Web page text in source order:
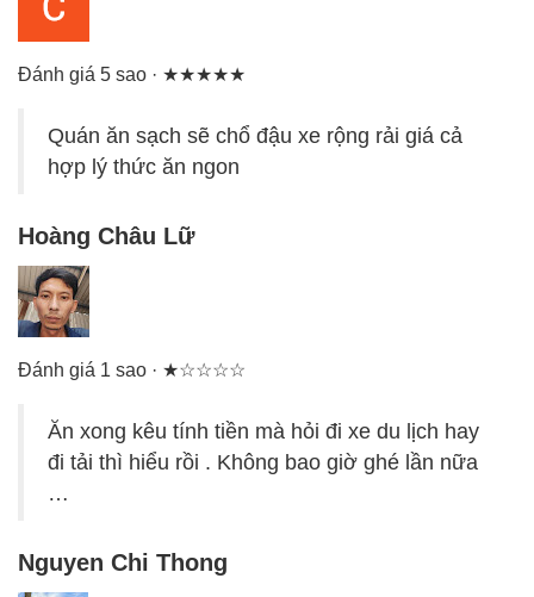
Đánh giá 5 sao · ★★★★★
Quán ăn sạch sẽ chổ đậu xe rộng rải giá cả
hợp lý thức ăn ngon
Hoàng Châu Lữ
Đánh giá 1 sao · ★☆☆☆☆
Ăn xong kêu tính tiền mà hỏi đi xe du lịch hay
đi tải thì hiểu rồi . Không bao giờ ghé lần nữa
…
Nguyen Chi Thong